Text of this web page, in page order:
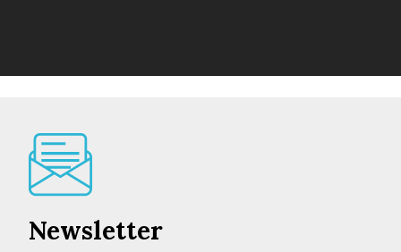
Newsletter